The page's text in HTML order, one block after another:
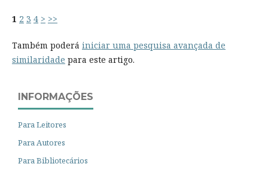
1 2 3 4 > >>
Também poderá iniciar uma pesquisa avançada de
similaridade para este artigo.
INFORMAÇÕES
Para Leitores
Para Autores
Para Bibliotecários